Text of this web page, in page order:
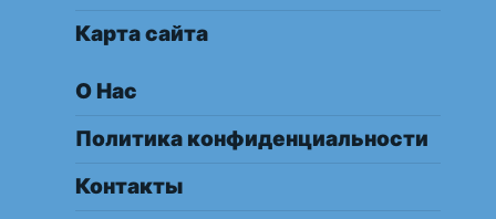
Карта сайта
О Нас
Политика конфиденциальности
Контакты